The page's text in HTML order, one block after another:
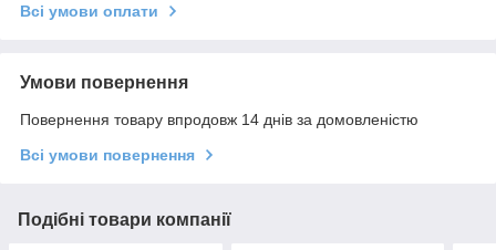
Всі умови оплати
Умови повернення
Повернення товару впродовж 14 днів за домовленістю
Всі умови повернення
Подібні товари компанії